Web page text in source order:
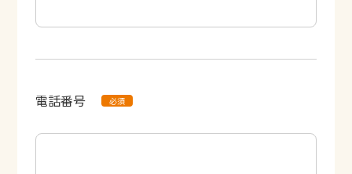
電話番号